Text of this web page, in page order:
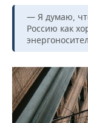
ВОДНЫЕ
ХОККЕЙ С
ОБРАЗОВАНИЕ
— Я думаю,
Россию как